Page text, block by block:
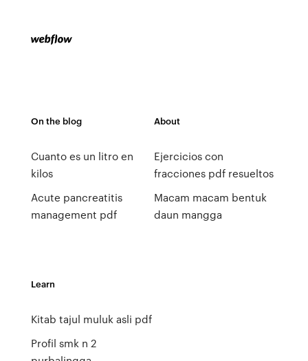
On the blog
Cuanto es un litro en
kilos
Acute pancreatitis
management pdf
About
Ejercicios con
fracciones pdf resueltos
Macam macam bentuk
daun mangga
Learn
Kitab tajul muluk asli pdf
Profil smk n 2